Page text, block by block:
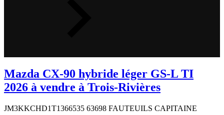
Mazda CX-90 hybride léger GS-L TI
2026 à vendre à Trois-Rivières
JM3KKCHD1T1366535 63698 FAUTEUILS CAPITAINE